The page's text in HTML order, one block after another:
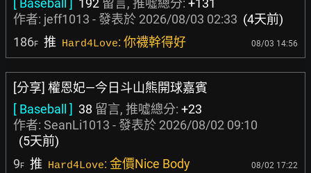
[ Baseball ] 192 留言, 推噓總分: +131
作者: jeff1013 - 發表於 2026/08/03 02:33 (4天前)
186F 推 Hard4Love: 你襪幹得好 08/03 14:56
[分享] 權恩妃—今日斗山熊開球嘉賓
[ Baseball ] 38 留言, 推噓總分: +23
作者: SeanLi1013 - 發表於 2026/08/02 09:10
(5天前)
9F 推 Hard4Love: 金價Nice Body 08/02 17:22